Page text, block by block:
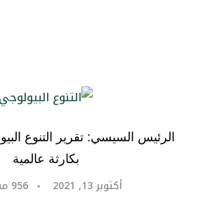
الرئيس السيسي: تقرير التنوع
بكارثة عالمية
أكتوبر 13, 2021 956